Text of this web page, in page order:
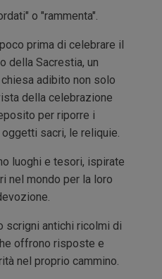
o "rammenta".
prima di celebrare il
della Sacrestia, un
adibito non solo
della celebrazione
per riporre i
sacri, le reliquie.
luoghi e tesori, ispirate
nel mondo per la loro
scrigni antichi ricolmi di
offrono risposte e
nel proprio cammino.